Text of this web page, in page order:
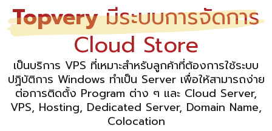
Topveryมีระบบการจัดการ
Cloud Store
เป็นบริการ VPS ที่เหมาะสำหรับลูกค้าที่ต้องการใช้ระบบ
ปฏิบัติการ Windows ทำเป็น Server เพื่อให้สามารถง่าย
ต่อการติดตั้ง Program ต่าง ๆ และ Cloud Server,
VPS, Hosting, Dedicated Server, Domain Name,
Colocation